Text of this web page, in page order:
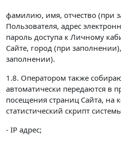
фамилию, имя, отчество (при
Пользователя, адрес
пароль доступа к Личному
Сайте, город (при
заполнении).
1.8. Оператором также
автоматически передаются в
посещения страниц Сайта, на
статистический скрипт
- IP адрес;